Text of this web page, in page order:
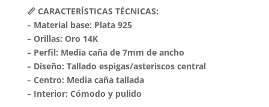
📏 CARACTERÍSTICAS TÉCNICAS:
– Material base: Plata 925
– Orillas: Oro 14K
– Perfil: Media caña de 7mm de ancho
– Diseño: Tallado espigas/asteriscos central
– Centro: Media caña tallada
– Interior: Cómodo y pulido